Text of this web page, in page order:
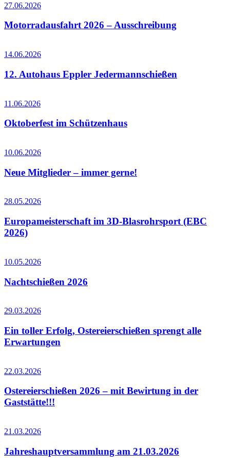
27.06.2026
Motorradausfahrt 2026 – Ausschreibung
14.06.2026
12. Autohaus Eppler Jedermannschießen
11.06.2026
Oktoberfest im Schützenhaus
10.06.2026
Neue Mitglieder – immer gerne!
28.05.2026
Europameisterschaft im 3D-Blasrohrsport (EBC
2026)
10.05.2026
Nachtschießen 2026
29.03.2026
Ein toller Erfolg, Ostereierschießen sprengt alle
Erwartungen
22.03.2026
Ostereierschießen 2026 – mit Bewirtung in der
Gaststätte!!!
21.03.2026
Jahreshauptversammlung am 21.03.2026